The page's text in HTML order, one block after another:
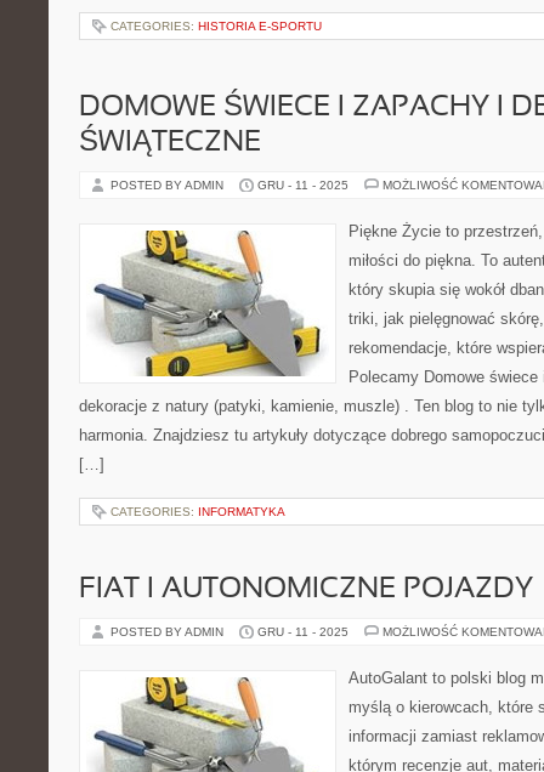
CATEGORIES: HISTORIA E-SPORTU
DOMOWE ŚWIECE I ZAPACHY I
ŚWIĄTECZNE
POSTED BY ADMIN GRU - 11 - 2025 MOŻLIWOŚĆ
Piękne Życie to
miłości do piękna. To
który skupia się wokół
triki, jak pielęgnować
rekomendacje, które
Polecamy Domowe
dekoracje z natury (patyki, kamienie, muszle) . Ten blog to nie
harmonia. Znajdziesz tu artykuły dotyczące dobrego
[…]
CATEGORIES: INFORMATYKA
FIAT I AUTONOMICZNE POJAZDY
POSTED BY ADMIN GRU - 11 - 2025 MOŻLIWOŚĆ
AutoGalant to polski blog
myślą o kierowcach, które
informacji zamiast
którym recenzje aut,